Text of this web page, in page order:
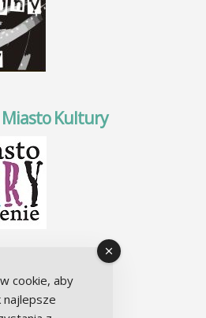
Kultury
cookie, aby
najlepsze